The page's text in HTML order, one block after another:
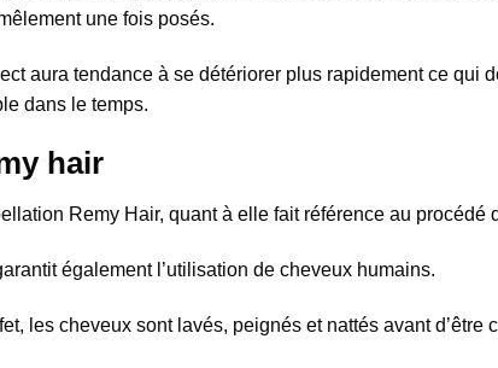
une fois posés.
aura tendance à se détériorer plus rapidement ce qui
dans le temps.
hair
Remy Hair, quant à elle fait référence au
également l’utilisation de cheveux humains.
les cheveux sont lavés, peignés et nattés avant d’être